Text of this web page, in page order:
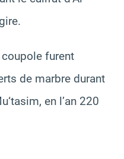
furent
de marbre durant
en l’an 220